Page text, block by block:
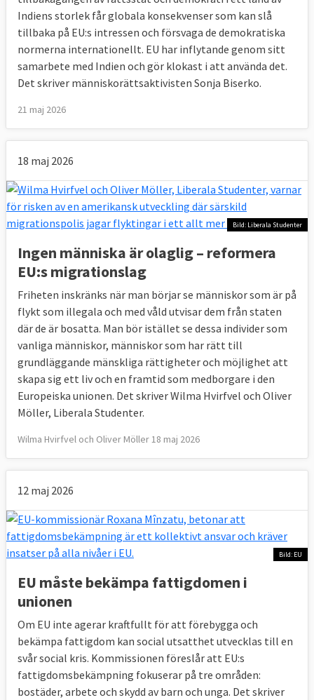
Indiens storlek får globala konsekvenser som kan slå
tillbaka på EU:s intressen och försvaga de demokratiska
normerna internationellt. EU har inflytande genom sitt
samarbete med Indien och gör klokast i att använda det.
Det skriver människorättsaktivisten Sonja Biserko.
21 maj 2026
18 maj 2026
Bild: Liberala Studenter
Ingen människa är olaglig – reformera
EU:s migrationslag
Friheten inskränks när man börjar se människor som är på
flykt som illegala och med våld utvisar dem från staten
där de är bosatta. Man bör istället se dessa individer som
vanliga människor, människor som har rätt till
grundläggande mänskliga rättigheter och möjlighet att
skapa sig ett liv och en framtid som medborgare i den
Europeiska unionen. Det skriver Wilma Hvirfvel och Oliver
Möller, Liberala Studenter.
Wilma Hvirfvel och Oliver Möller 18 maj 2026
12 maj 2026
Bild: EU
EU måste bekämpa fattigdomen i
unionen
Om EU inte agerar kraftfullt för att förebygga och
bekämpa fattigdom kan social utsatthet utvecklas till en
svår social kris. Kommissionen föreslår att EU:s
fattigdomsbekämpning fokuserar på tre områden:
bostäder, arbete och skydd av barn och unga. Det skriver